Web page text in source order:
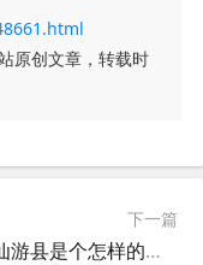
原创文章，转载时
下一篇
福建仙游县是个怎样的地方？当地有哪些值得游玩的景点？